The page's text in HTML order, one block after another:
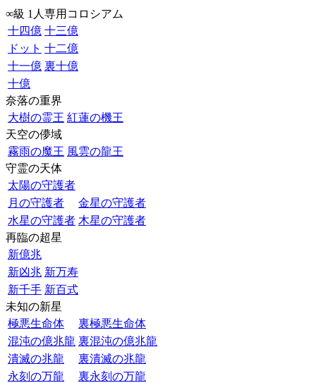
∞級 1人専用コロシアム
十四億 十三億
ドット 十二億
十一億 裏十億
十億
奈落の重界
大樹の霊王 紅蓮の機王
天空の儚域
霧雨の魔王 風雲の龍王
守霊の天体
太陽の守護者
月の守護者
金星の守護者
水星の守護者 木星の守護者
再臨の超星
新億兆
新凶兆 新万寿
新千手 新百式
未知の新星
極悪生命体
裏極悪生命体
混沌の億兆龍 裏混沌の億兆龍
潰滅の兆龍
裏潰滅の兆龍
永刻の万龍
裏永刻の万龍